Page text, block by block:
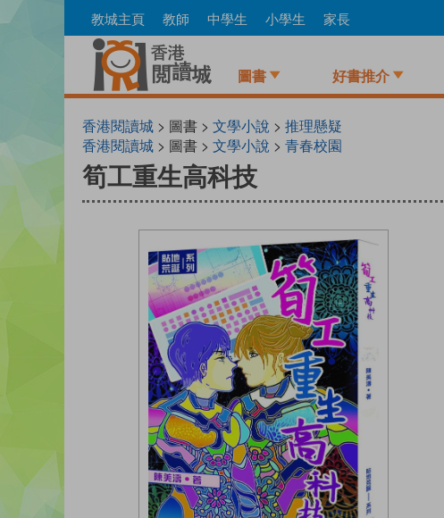
to
教城主頁 教師 中學生 小學生 家長
圖書 好書推介
香港閱讀城 > 圖書 > 文學小說 > 推理懸疑
香港閱讀城 > 圖書 > 文學小說 > 青春校園
筍工重生高科技